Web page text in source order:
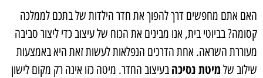
האם אתם מחפשים דרך להפוך את חדר הילדות של בתכם לממלכה
קסומה? בביוטי בית, אנו מבינים את הכוח של עיצוב כדי ליצור סביבה
מעוררת השראה. אחת הדרכים הנפלאות לעשות זאת היא באמצעות
שילוב של מיטת נסיכה בעיצוב החדר. מיטה כזו אינה רק מקום לישון